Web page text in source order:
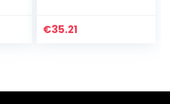
2018 2019 Laars
€35.21